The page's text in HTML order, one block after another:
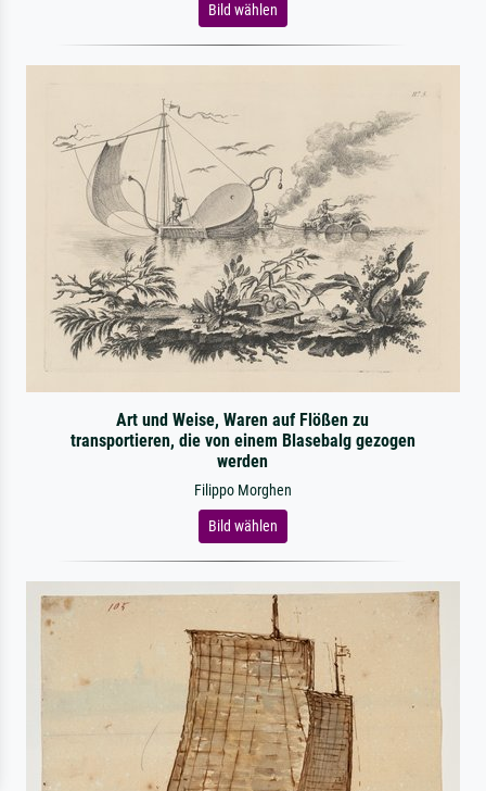
Bild wählen
Art und Weise, Waren auf Flößen zu
transportieren, die von einem Blasebalg gezogen
werden
Filippo Morghen
Bild wählen